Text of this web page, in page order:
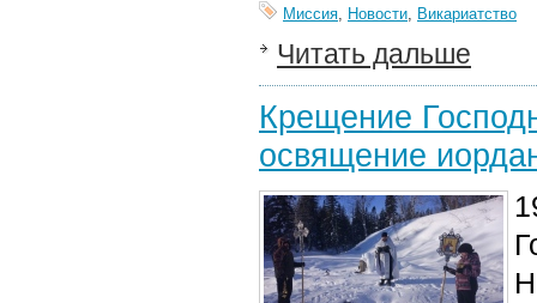
Миссия, Новости, Викариатство
Читать дальше
Крещение
освящение